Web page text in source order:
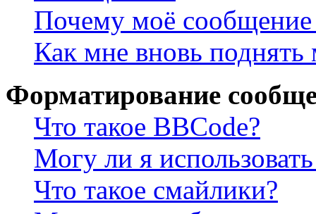
Почему моё сообщение
Как мне вновь
Форматирование
Что такое BBCode?
Могу ли я
Что такое смайлики?